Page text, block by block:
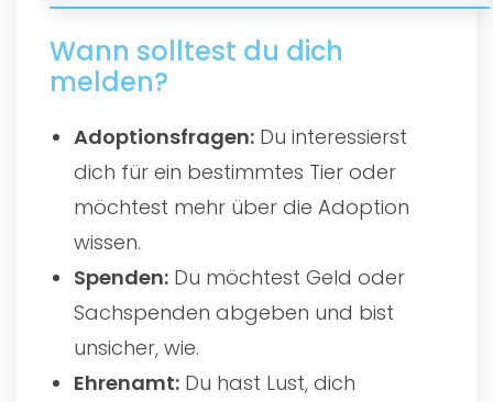
Wann solltest du dich
melden?
Adoptionsfragen: Du interessierst
dich für ein bestimmtes Tier oder
möchtest mehr über die Adoption
wissen.
Spenden: Du möchtest Geld oder
Sachspenden abgeben und bist
unsicher, wie.
Ehrenamt: Du hast Lust, dich